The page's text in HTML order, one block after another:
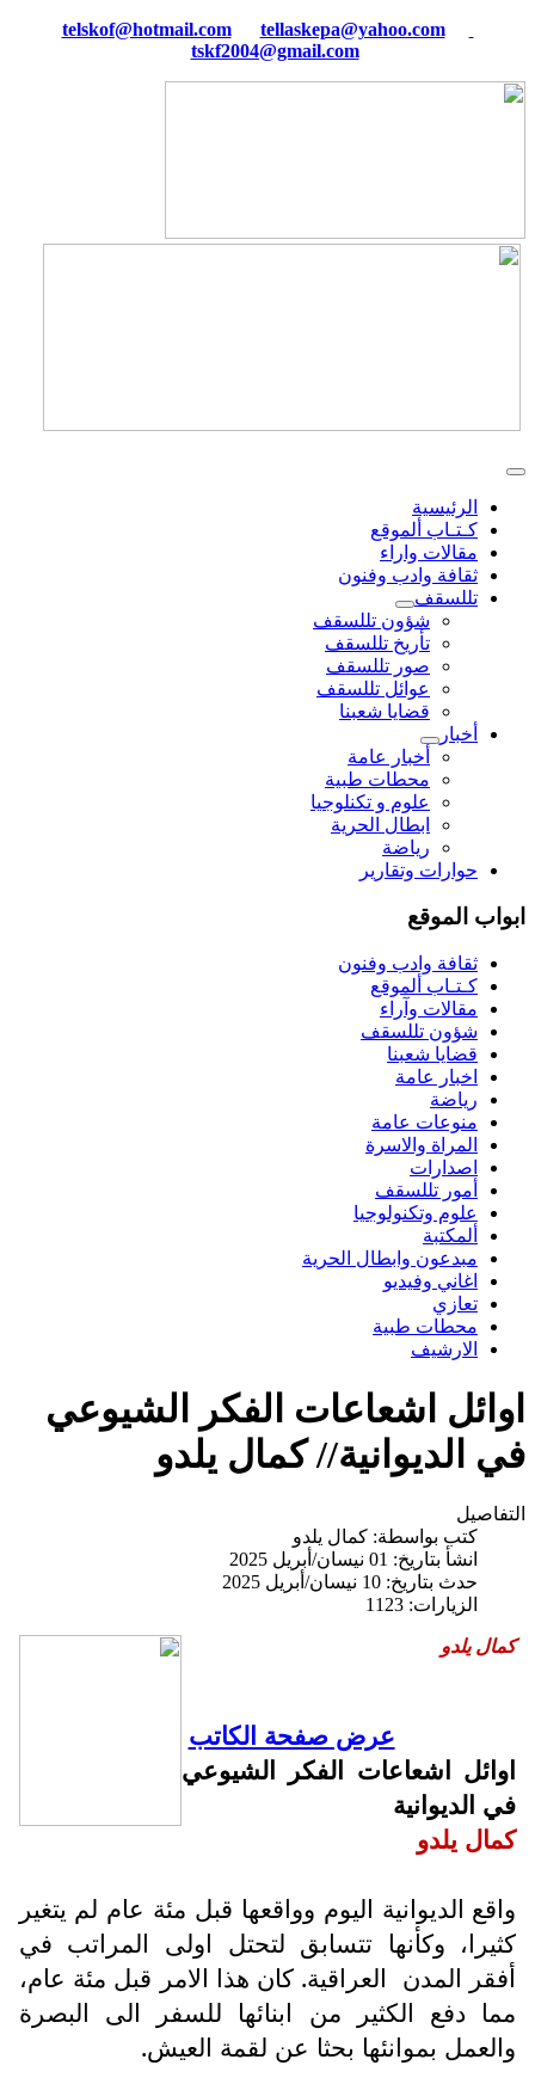
tellaskepa@yahoo.com
tskf2004@gmail.com
الرئيسية
كـتـاب ألموقع
مقالات واراء
ثقافة وادب وفنون
تللسقف
شؤون تللسقف
تأريخ تللسقف
صور تللسقف
عوائل تللسقف
قضايا شعبنا
أخبار
أخبار عامة
محطات طبية
علوم و تکنلوجیا
ابطال الحرية
رياضة
حوارات وتقارير
ابواب الموقع
ثقافة وادب وفنون
كـتـاب ألموقع
مقالات وآراء
شؤون تللسقف
قضايا شعبنا
اخبار عامة
رياضة
منوعات عامة
المراة والاسرة
اصدارات
أمور تللسقف
علوم وتكنولوجيا
ألمكتبة
مبدعون وابطال الحرية
اغاني وفيديو
تعازي
محطات طبية
الارشيف
اوائل اشعاعات الفكر الشيوعي
في الديوانية// كمال يلدو
التفاصيل
كتب بواسطة: كمال يلدو
انشأ بتاريخ: 01 نيسان/أبريل 2025
حدث بتاريخ: 10 نيسان/أبريل 2025
الزيارات: 1123
كمال يلدو
عرض صفحة الكاتب
اوائل اشعاعات الفكر الشيوعي
في الديوانية
كمال يلدو
واقع الديوانية اليوم وواقعها قبل مئة عام لم يتغير
كثيرا، وكأنها تتسابق لتحتل اولى المراتب في
أفقر المدن العراقية. كان هذا الامر قبل مئة عام،
مما دفع الكثير من ابنائها للسفر الى البصرة
والعمل بموانئها بحثا عن لقمة العيش.